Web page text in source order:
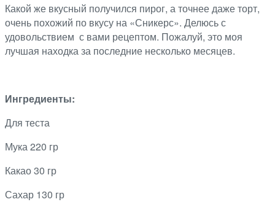
Какой же вкусный получился пирог, а точнее даже торт,
очень похожий по вкусу на «Сникерс». Делюсь с
удовольствием с вами рецептом. Пожалуй, это моя
лучшая находка за последние несколько месяцев.
Ингредиенты:
Для теста
Мука 220 гр
Какао 30 гр
Сахар 130 гр